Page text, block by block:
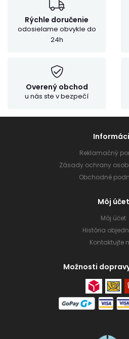
Rýchle doručenie
odosielame obvykle do
24h
Overený obchod
u nás ste v bezpečí
Reklamačný
Zásady ochrany
Obchodné
Môj účet
Môj účet
História
Kontaktujte
Možnosti